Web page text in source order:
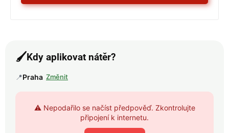
🖌️Kdy aplikovat nátěr?
📍Praha Změnit
⚠️ Nepodařilo se načíst předpověď. Zkontrolujte
připojení k internetu.